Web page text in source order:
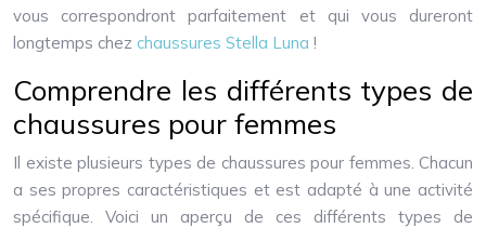
vous correspondront parfaitement et qui vous dureront
longtemps chez chaussures Stella Luna !
Comprendre les différents types de
chaussures pour femmes
Il existe plusieurs types de chaussures pour femmes. Chacun
a ses propres caractéristiques et est adapté à une activité
spécifique. Voici un aperçu de ces différents types de